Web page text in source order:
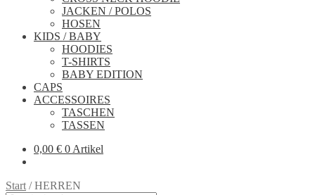
JACKEN / POLOS
HOSEN
KIDS / BABY
HOODIES
T-SHIRTS
BABY EDITION
CAPS
ACCESSOIRES
TASCHEN
TASSEN
0,00 € 0 Artikel
Start /HERREN